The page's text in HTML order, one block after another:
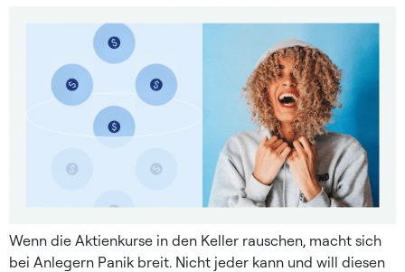
Wenn die Aktienkurse in den Keller rauschen, macht sich
bei Anlegern Panik breit. Nicht jeder kann und will diesen